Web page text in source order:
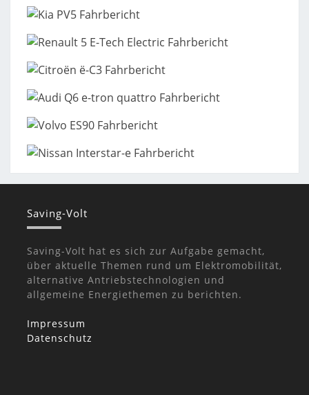
Saving-Volt
Saving-Volt hat es sich zur Aufgabe gemacht,
über aktuelle Themen rund um Elektromobilität,
alternative Antriebstechnologien und
allgemeine Energiethemen zu berichten.
Impressum
Datenschutz